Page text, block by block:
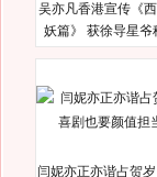
吴亦凡香港宣传《
妖篇》 获徐导星爷
闫妮亦正亦谐占贺岁